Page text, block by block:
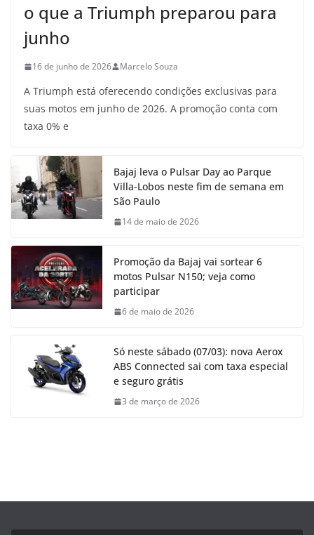
o que a Triumph preparou para
junho
16 de junho de 2026 Marcelo Souza
A Triumph está oferecendo condições exclusivas para
suas motos em junho de 2026. A promoção conta com
taxa 0% e
Bajaj leva o Pulsar Day ao Parque
Villa-Lobos neste fim de semana em
São Paulo
14 de maio de 2026
Promoção da Bajaj vai sortear 6
motos Pulsar N150; veja como
participar
6 de maio de 2026
Só neste sábado (07/03): nova Aerox
ABS Connected sai com taxa especial
e seguro grátis
3 de março de 2026